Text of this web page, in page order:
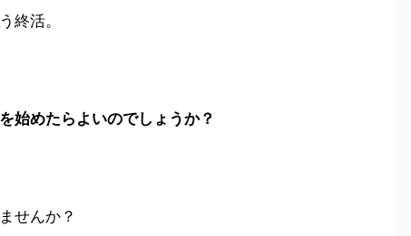
終活。
始めたらよいのでしょうか？
せんか？